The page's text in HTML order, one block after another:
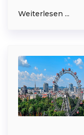
Weiterlesen ...